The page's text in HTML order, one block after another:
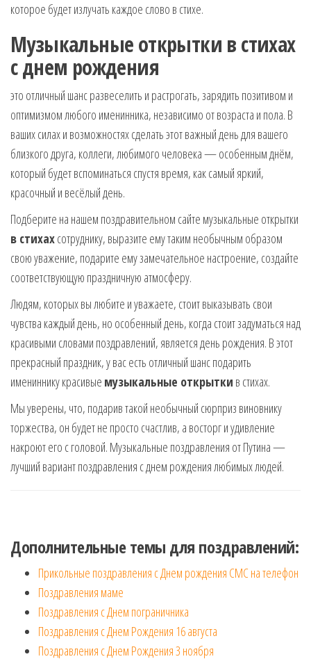
которое будет излучать каждое слово в стихе.
Музыкальные открытки в стихах
с днем рождения
это отличный шанс развеселить и растрогать, зарядить позитивом и
оптимизмом любого именинника, независимо от возраста и пола. В
ваших силах и возможностях сделать этот важный день для вашего
близкого друга, коллеги, любимого человека — особенным днём,
который будет вспоминаться спустя время, как самый яркий,
красочный и весёлый день.
Подберите на нашем поздравительном сайте музыкальные открытки
в стихахсотруднику, выразите ему таким необычным образом
свою уважение, подарите ему замечательное настроение, создайте
соответствующую праздничную атмосферу.
Людям, которых вы любите и уважаете, стоит выказывать свои
чувства каждый день, но особенный день, когда стоит задуматься над
красивыми словами поздравлений, является день рождения. В этот
прекрасный праздник, у вас есть отличный шанс подарить
имениннику красивые музыкальные открытки в стихах.
Мы уверены, что, подарив такой необычный сюрприз виновнику
торжества, он будет не просто счастлив, а восторг и удивление
накроют его с головой. Музыкальные поздравления от Путина —
лучший вариант поздравления с днем рождения любимых людей.
Дополнительные темы для поздравлений:
Прикольные поздравления с Днем рождения СМС на телефон
Поздравления маме
Поздравления с Днем пограничника
Поздравления с Днем Рождения 16 августа
Поздравления с Днем Рождения 3 ноября